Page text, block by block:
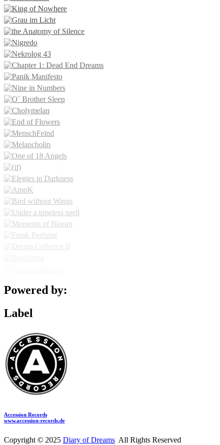
Powered by:
Label
Accession Records
www.accession-records.de
Copyright © 2025 Diary of Dreams All Rights Reserved